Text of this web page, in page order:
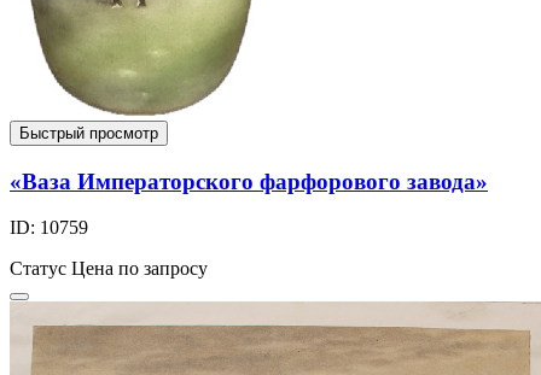
Быстрый просмотр
«Ваза Императорского фарфорового завода»
ID: 10759
Статус Цена по запросу